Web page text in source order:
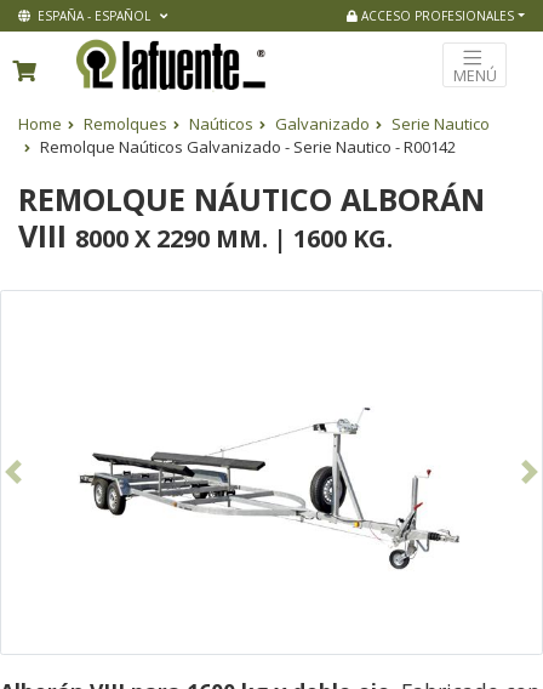
ESPAÑA - ESPAÑOL ACCESO PROFESIONALES
MENÚ
Home Remolques Naúticos Galvanizado
Serie Nautico
Remolque Naúticos Galvanizado - Serie Nautico - R00142
REMOLQUE NÁUTICO ALBORÁN
VIII 8000 X 2290 MM. | 1600 KG.
Anterior